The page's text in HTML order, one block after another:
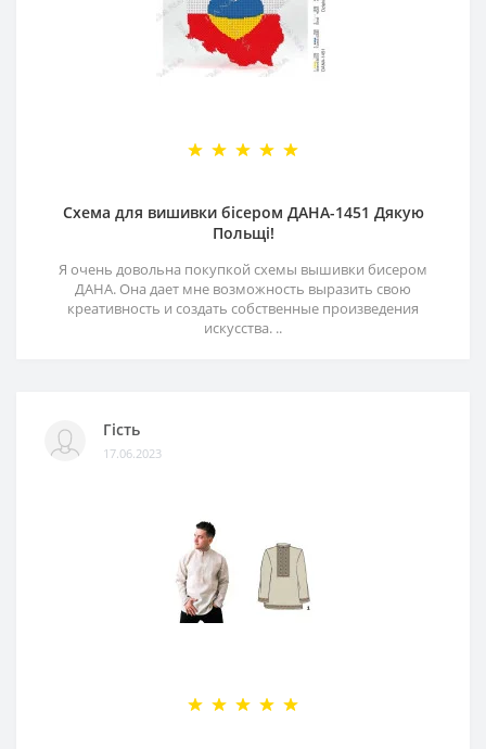
Схема для вишивки бісером ДАНА-1451 Дякую
Польщі!
Я очень довольна покупкой схемы вышивки бисером
ДАНА. Она дает мне возможность выразить свою
креативность и создать собственные произведения
искусства. ..
Гість
17.06.2023